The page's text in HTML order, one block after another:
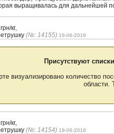
выращивалась для дальнейшей
грн/кг,
(№: 14155) 19-06-2016
Присутствуют
визуализировано количество
области.
грн/кг,
(№: 14154) 19-06-2016